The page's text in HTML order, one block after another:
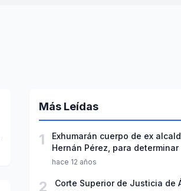
Más Leídas
1
Exhumarán cuerpo de ex
Hernán Pérez, para
hace 12 años
2
Corte Superior de Justicia de